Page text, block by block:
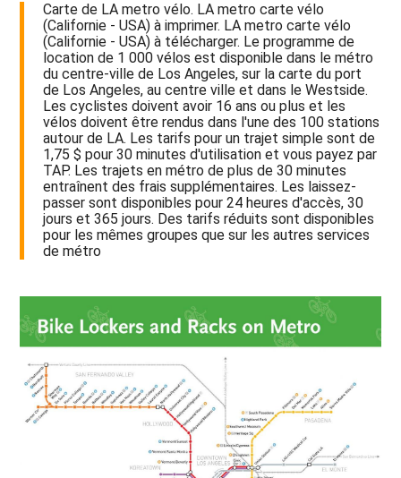
Carte de LA metro vélo. LA metro carte vélo
(Californie - USA) à imprimer. LA metro carte vélo
(Californie - USA) à télécharger. Le programme de
location de 1 000 vélos est disponible dans le métro
du centre-ville de Los Angeles, sur la carte du port
de Los Angeles, au centre ville et dans le Westside.
Les cyclistes doivent avoir 16 ans ou plus et les
vélos doivent être rendus dans l'une des 100 stations
autour de LA. Les tarifs pour un trajet simple sont de
1,75 $ pour 30 minutes d'utilisation et vous payez par
TAP. Les trajets en métro de plus de 30 minutes
entraînent des frais supplémentaires. Les laissez-
passer sont disponibles pour 24 heures d'accès, 30
jours et 365 jours. Des tarifs réduits sont disponibles
pour les mêmes groupes que sur les autres services
de métro